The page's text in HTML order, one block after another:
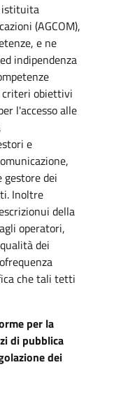
istituita
(AGCOM),
e ne
indipendenza
criteri obiettivi
l'accesso alle
e
dei
Inoltre
della
operatori,
dei
che tali tetti
per la
di pubblica
dei